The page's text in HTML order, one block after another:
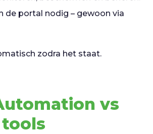
de portal nodig – gewoon via
zodra het staat.
vs